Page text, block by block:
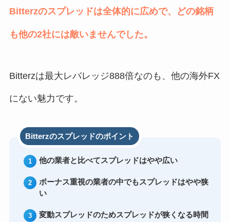
Bitterzのスプレッドは全体的に広めで、どの銘柄
も他の2社には敵いませんでした。
Bitterzは最大レバレッジ888倍なのも、他の海外FX
にない魅力です。
Bitterzのスプレッドのポイント
他の業者と比べてスプレッドはやや広い
ボーナス重視の業者の中でもスプレッドはやや狭
い
変動スプレッドのためスプレッドが狭くなる時間